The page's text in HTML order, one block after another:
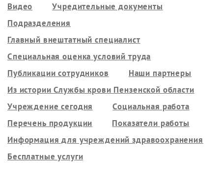
Видео
Учредительные документы
Подразделения
Главный внештатный специалист
Специальная оценка условий труда
Публикации сотрудников
Наши партнеры
Из истории Службы крови Пензенской области
Учреждение сегодня
Социальная работа
Перечень продукции
Показатели работы
Информация для учреждений здравоохранения
Бесплатные услуги